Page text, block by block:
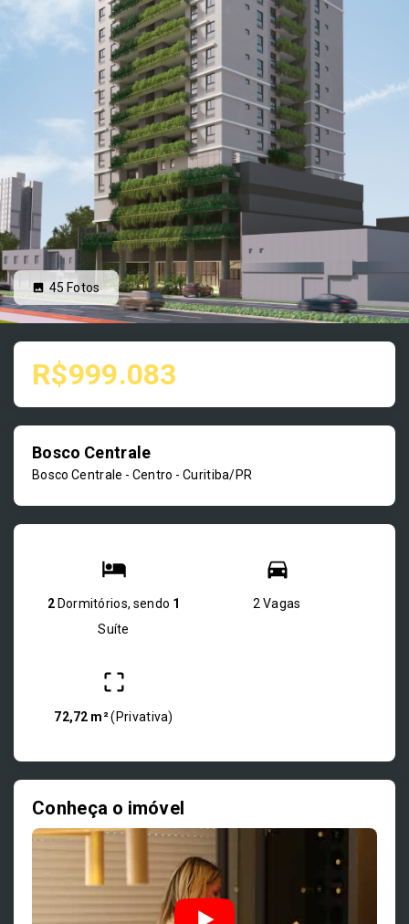
45 Fotos
R$999.083
Bosco Centrale
Bosco Centrale - Centro - Curitiba/PR
2 Dormitórios, sendo 1
Suíte
2 Vagas
72,72 m²( Privativa)
Conheça o imóvel